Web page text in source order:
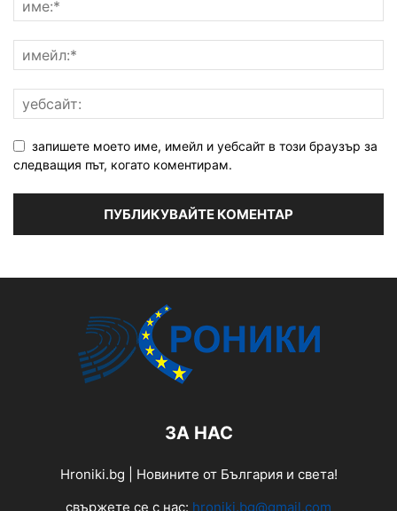
запишете моето име, имейл и уебсайт в този браузър за
следващия път, когато коментирам.
ЗА НАС
Hroniki.bg | Новините от България и света!
свържете се с нас: hroniki.bg@gmail.com